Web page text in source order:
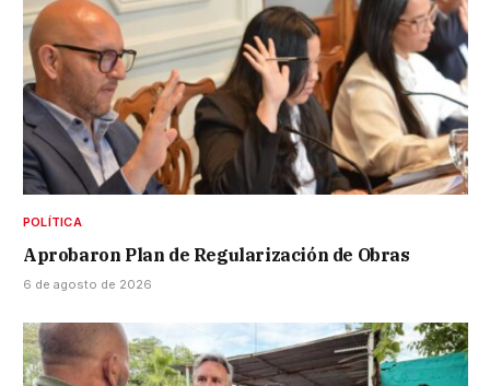
POLÍTICA
Aprobaron Plan de Regularización de Obras
6 de agosto de 2026